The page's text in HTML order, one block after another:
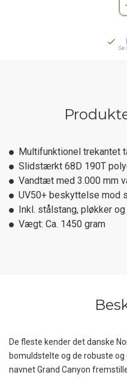
Se
Multifunktionel trekantet
Slidstærkt 68D 190T
Vandtæt med 3.000 mm
UV50+ beskyttelse mod
Inkl. stålstang, pløkker og
Vægt: Ca. 1450 gram
De fleste kender det danske
bomuldstelte og de robuste
navnet Grand Canyon